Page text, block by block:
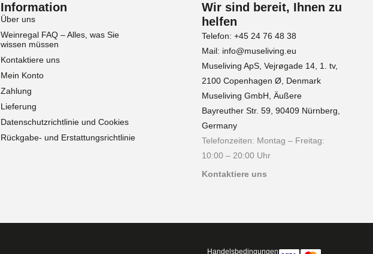
Information
Über uns
Weinregal FAQ – Alles, was Sie
wissen müssen
Kontaktiere uns
Mein Konto
Zahlung
Lieferung
Datenschutzrichtlinie und Cookies
Rückgabe- und Erstattungsrichtlinie
Wir sind bereit, Ihnen zu
helfen
Telefon: +45 24 76 48 38
Mail: info@museliving.eu
Museliving ApS, Vejrøgade 14, 1. tv,
2100 Copenhagen Ø, Denmark
Museliving GmbH, Äußere
Bayreuther Str. 59, 90409 Nürnberg,
Germany
Telefonzeiten: Montag – Freitag:
10:00 – 20:00 Uhr
Kontaktiere uns
Handelsbedingungen